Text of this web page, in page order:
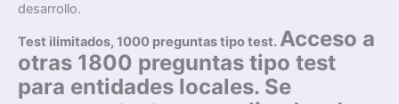
desarrollo.
Test ilimitados, 1000 preguntas tipo test.Acceso a
otras 1800 preguntas tipo test
para entidades locales. Se